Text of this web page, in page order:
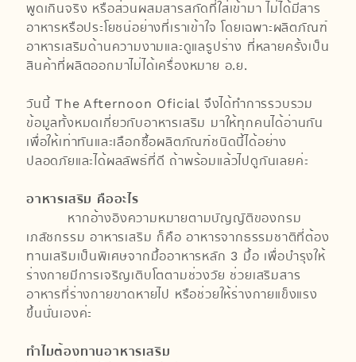
พูดเกินจริง หรือส่วนผสมสารสกัดที่ใส่เข้ามา ไม่ได้มีสาร
อาหารหรือประโยชน์อย่างที่เราเข้าใจ โดยเฉพาะผลิตภัณฑ์
อาหารเสริมด้านความงามและดูแลรูปร่าง ที่หลายครั้งเป็น
สินค้าที่ผลิตออกมาไม่ได้เครื่องหมาย อ.ย.
วันนี้ The Afternoon Oficial จึงได้ทำการรวบรวม
ข้อมูลทั้งหมดเกี่ยวกับอาหารเสริม มาให้ทุกคนได้อ่านกัน
เพื่อให้เท่าทันและเลือกซื้อผลิตภัณฑ์ชนิดนี้ได้อย่าง
ปลอดภัยและได้ผลลัพธ์ที่ดี ถ้าพร้อมแล้วไปดูกันเลยค่ะ
อาหารเสริม คืออะไร
หากอ้างอิงความหมายตามบัญญัติของกรม
เภสัชกรรม อาหารเสริม ก็คือ อาหารจากธรรมชาติที่ต้อง
ทานเสริมเป็นพิเศษจากมื้ออาหารหลัก 3 มื้อ เพื่อบำรุงให้
ร่างกายมีการเจริญเติบโตตามช่วงวัย ช่วยเสริมสาร
อาหารที่ร่างกายขาดหายไป หรือช่วยให้ร่างกายแข็งแรง
ขึ้นนั่นเองค่ะ
ทำไมต้องทานอาหารเสริม